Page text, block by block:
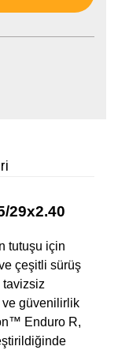
29x2.40
tutuşu için
çeşitli sürüş
ve güvenilirlik
Enduro R,